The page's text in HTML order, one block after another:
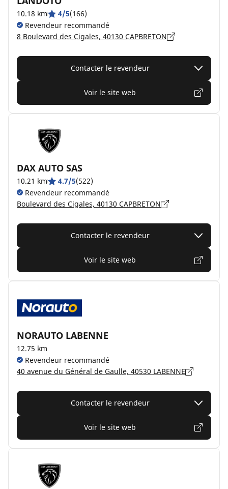
10.18 km 4/5(166)
Revendeur recommandé
8 Boulevard des Cigales, 40130 CAPBRETON
Contacter le revendeur
Voir le site web
DAX AUTO SAS
10.21 km 4.7/5(522)
Revendeur recommandé
Boulevard des Cigales, 40130 CAPBRETON
Contacter le revendeur
Voir le site web
NORAUTO LABENNE
12.75 km
Revendeur recommandé
40 avenue du Général de Gaulle, 40530 LABENNE
Contacter le revendeur
Voir le site web